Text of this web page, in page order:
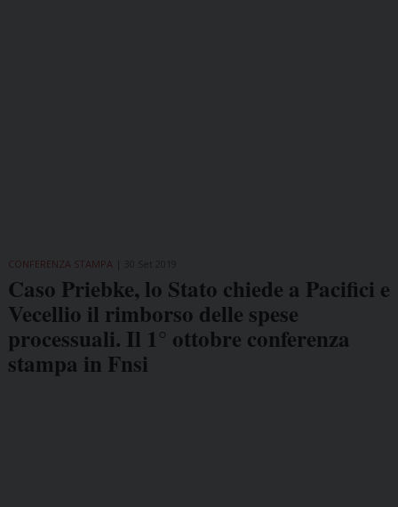
CONFERENZA STAMPA
Caso Priebke, lo Stato chiede a Pacifici e
Vecellio il rimborso delle spese
processuali. Il 1° ottobre conferenza
stampa in Fnsi